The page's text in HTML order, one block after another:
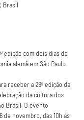
Brasil
edição com dois dias de
alemã em São Paulo
receber a 29ª edição da
da cultura dos
Brasil. O evento
de novembro, das 10h às